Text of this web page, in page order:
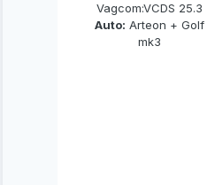
Vagcom:VCDS 25.3
Auto: Arteon + Golf
mk3